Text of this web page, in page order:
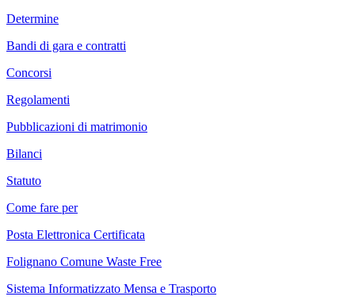
Determine
Bandi di gara e contratti
Concorsi
Regolamenti
Pubblicazioni di matrimonio
Bilanci
Statuto
Come fare per
Posta Elettronica Certificata
Folignano Comune Waste Free
Sistema Informatizzato Mensa e Trasporto